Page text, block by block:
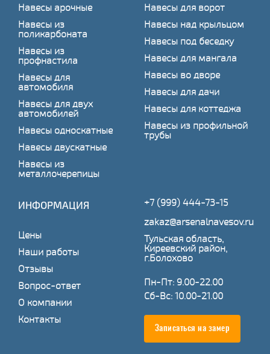
Навесы арочные
Навесы из
поликарбоната
Навесы из
профнастила
Навесы для
автомобиля
Навесы для двух
автомобилей
Навесы односкатные
Навесы двускатные
Навесы из
металлочерепицы
Навесы для ворот
Навесы над крыльцом
Навесы под беседку
Навесы для мангала
Навесы во дворе
Навесы для дачи
Навесы для коттеджа
Навесы из профильной
трубы
ИНФОРМАЦИЯ
Цены
Наши работы
Отзывы
Вопрос-ответ
О компании
Контакты
+7 (999) 444-73-15
zakaz@arsenalnavesov.ru
Тульская область,
Киреевский район,
г.Болохово
Пн-Пт: 9.00-22.00
Сб-Вс: 10.00-21.00
Записаться на замер